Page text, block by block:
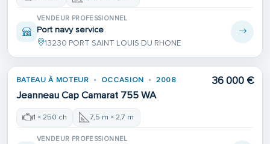
VENDEUR PROFESSIONNEL
Port navy service
13230 PORT SAINT LOUIS DU RHONE
BATEAU À MOTEUR OCCASION 2008
Jeanneau Cap Camarat 755 WA
36 000 €
1 × 250 ch 7,5 m × 2,7 m
VENDEUR PROFESSIONNEL